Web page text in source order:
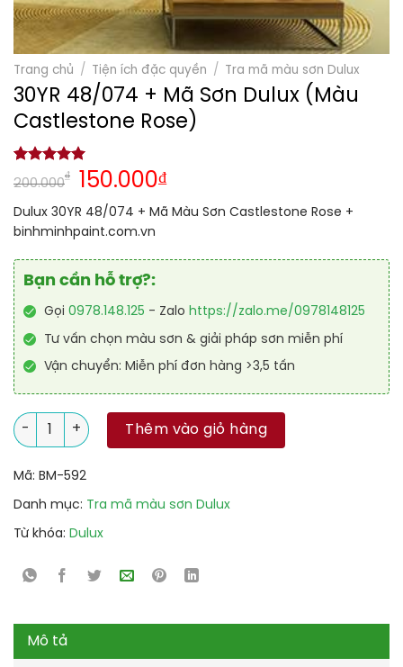
Trang chủ / Tiện ích đặc quyền / Tra mã màu sơn Dulux
30YR 48/074 + Mã Sơn Dulux (Màu
Castlestone Rose)
5.00 trên 5
dựa trên
1
đánh giá
200.000
₫ 150.000₫
Dulux 30YR 48/074 + Mã Màu Sơn Castlestone Rose +
binhminhpaint.com.vn
Bạn cần hỗ trợ?:
Gọi 0978.148.125 - Zalo https://zalo.me/0978148125
Tư vấn chọn màu sơn & giải pháp sơn miễn phí
Vận chuyển: Miễn phí đơn hàng >3,5 tấn
30YR 48/074 + Mã Sơn Dulux (Màu Castlestone Rose) số
Thêm vào giỏ hàng
Mã: BM-592
Danh mục: Tra mã màu sơn Dulux
Từ khóa: Dulux
Mô tả